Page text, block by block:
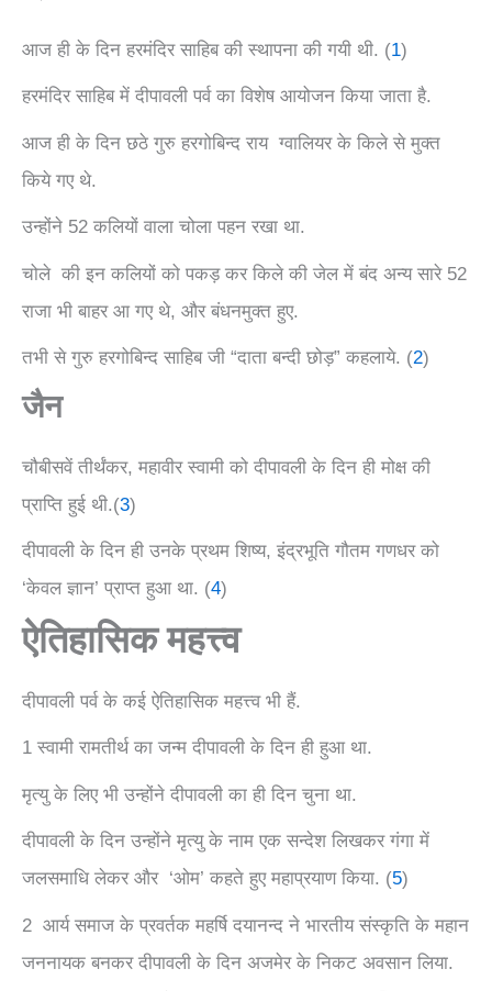
आज ही के दिन हरमंदिर साहिब की स्थापना की गयी थी. (1)
हरमंदिर साहिब में दीपावली पर्व का विशेष आयोजन किया जाता है.
आज ही के दिन छठे गुरु हरगोबिन्द राय ग्वालियर के किले से मुक्त
किये गए थे.
उन्होंने 52 कलियों वाला चोला पहन रखा था.
चोले की इन कलियों को पकड़ कर किले की जेल में बंद अन्य सारे 52
राजा भी बाहर आ गए थे, और बंधनमुक्त हुए.
तभी से गुरु हरगोबिन्द साहिब जी “दाता बन्दी छोड़” कहलाये. (2)
जैन
चौबीसवें तीर्थंकर, महावीर स्वामी को दीपावली के दिन ही मोक्ष की
प्राप्ति हुई थी.(3)
दीपावली के दिन ही उनके प्रथम शिष्य, इंद्रभूति गौतम गणधर को
‘केवल ज्ञान’ प्राप्त हुआ था. (4)
ऐतिहासिक महत्त्व
दीपावली पर्व के कई ऐतिहासिक महत्त्व भी हैं.
1 स्वामी रामतीर्थ का जन्म दीपावली के दिन ही हुआ था.
मृत्यु के लिए भी उन्होंने दीपावली का ही दिन चुना था.
दीपावली के दिन उन्होंने मृत्यु के नाम एक सन्देश लिखकर गंगा में
जलसमाधि लेकर और ‘ओम’ कहते हुए महाप्रयाण किया. (5)
2 आर्य समाज के प्रवर्तक महर्षि दयानन्द ने भारतीय संस्कृति के महान
जननायक बनकर दीपावली के दिन अजमेर के निकट अवसान लिया.